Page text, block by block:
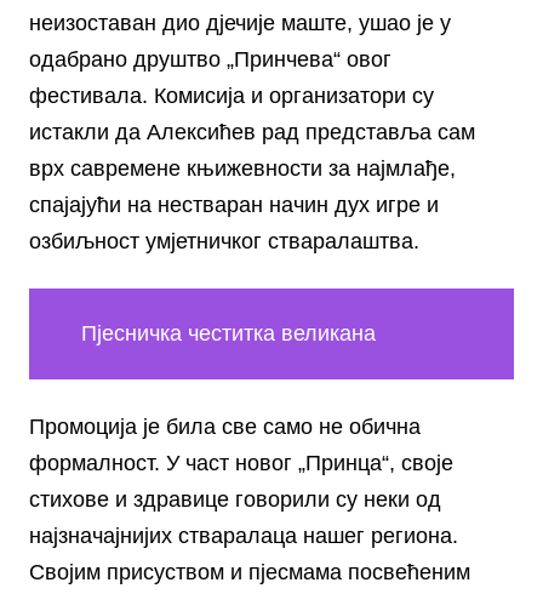
неизоставан дио дјечије маште, ушао је у
одабрано друштво „Принчева“ овог
фестивала. Комисија и организатори су
истакли да Алексићев рад представља сам
врх савремене књижевности за најмлађе,
спајајући на нестваран начин дух игре и
озбиљност умјетничког стваралаштва.
Пјесничка честитка великана
Промоција је била све само не обична
формалност. У част новог „Принца“, своје
стихове и здравице говорили су неки од
најзначајнијих стваралаца нашег региона.
Својим присуством и пјесмама посвећеним